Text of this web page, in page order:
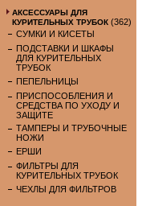
АКСЕССУАРЫ ДЛЯ
КУРИТЕЛЬНЫХ ТРУБОК (362)
СУМКИ И КИСЕТЫ
ПОДСТАВКИ И ШКАФЫ
ДЛЯ КУРИТЕЛЬНЫХ
ТРУБОК
ПЕПЕЛЬНИЦЫ
ПРИСПОСОБЛЕНИЯ И
СРЕДСТВА ПО УХОДУ И
ЗАЩИТЕ
ТАМПЕРЫ И ТРУБОЧНЫЕ
НОЖИ
ЕРШИ
ФИЛЬТРЫ ДЛЯ
КУРИТЕЛЬНЫХ ТРУБОК
ЧЕХЛЫ ДЛЯ ФИЛЬТРОВ